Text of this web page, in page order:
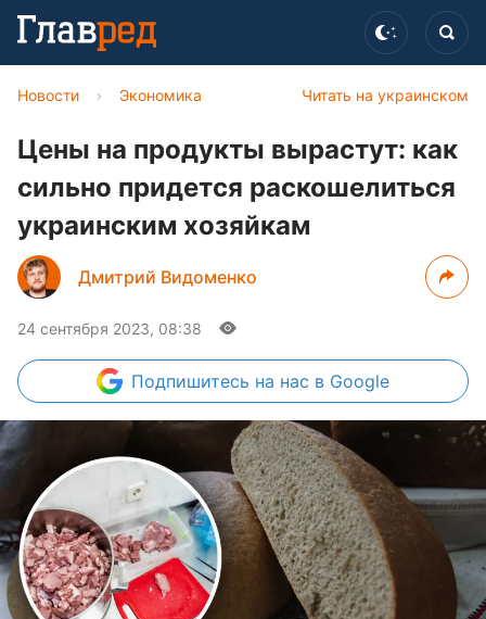
Читать на украинском
Новости › Экономика
Цены на продукты вырастут: как
сильно придется раскошелиться
украинским хозяйкам
Дмитрий Видоменко
24 сентября 2023, 08:38
Подпишитесь на нас в Google